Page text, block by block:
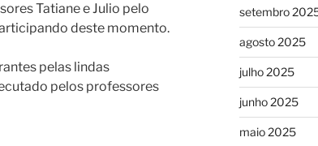
Tatiane e Julio pelo
deste momento.
pelas lindas
pelos professores
setembro
agosto 2025
julho 2025
junho 2025
maio 2025